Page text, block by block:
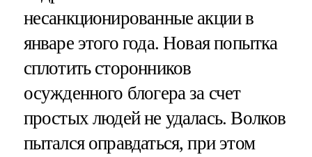
несанкционированные акции в
январе этого года. Новая попытка
сплотить сторонников
осужденного блогера за счет
простых людей не удалась. Волков
пытался оправдаться, при этом